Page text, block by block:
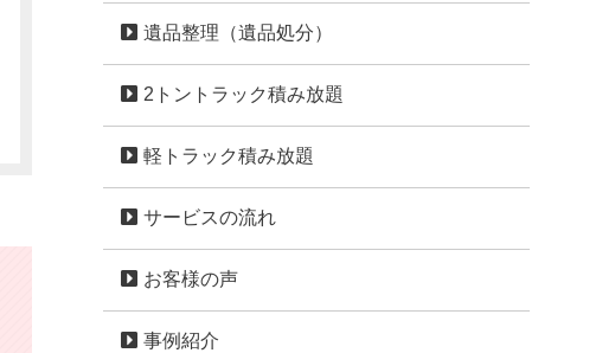
遺品整理（遺品処分）
2トントラック積み放題
軽トラック積み放題
サービスの流れ
お客様の声
事例紹介